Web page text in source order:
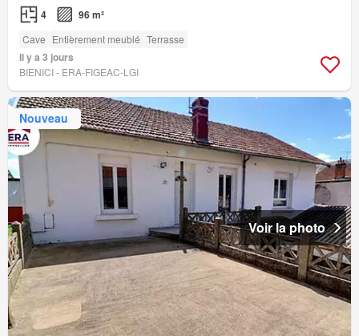
4 96 m²
Cave Entièrement meublé Terrasse
Il y a 3 jours
BIENICI - ERA-FIGEAC-LGI
Nouveau
Voir la photo